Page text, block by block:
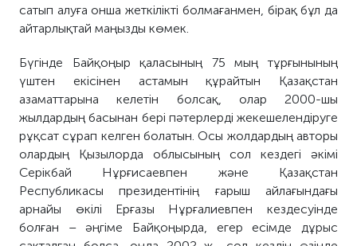
сатып алуға онша жеткілікті болмағанмен, бірақ бұл да
айтарлықтай маңызды көмек.
Бүгінде Байқоңыр қаласының 75 мың тұрғынының
үштен екісінен астамын құрайтын Қазақстан
азаматтарына келетін болсақ, олар 2000-шы
жылдардың басынан бері пәтерлерді жекешелендіруге
рұқсат сұрап келген болатын. Осы жолдардың авторы
олардың Қызылорда облысының сол кездегі әкімі
Серікбай Нұрғисаевпен және Қазақстан
Республикасы президентінің ғарыш айлағындағы
арнайы өкілі Ерғазы Нұрғалиевпен кездесуінде
болған – әңгіме Байқоңырда, егер есімде дұрыс